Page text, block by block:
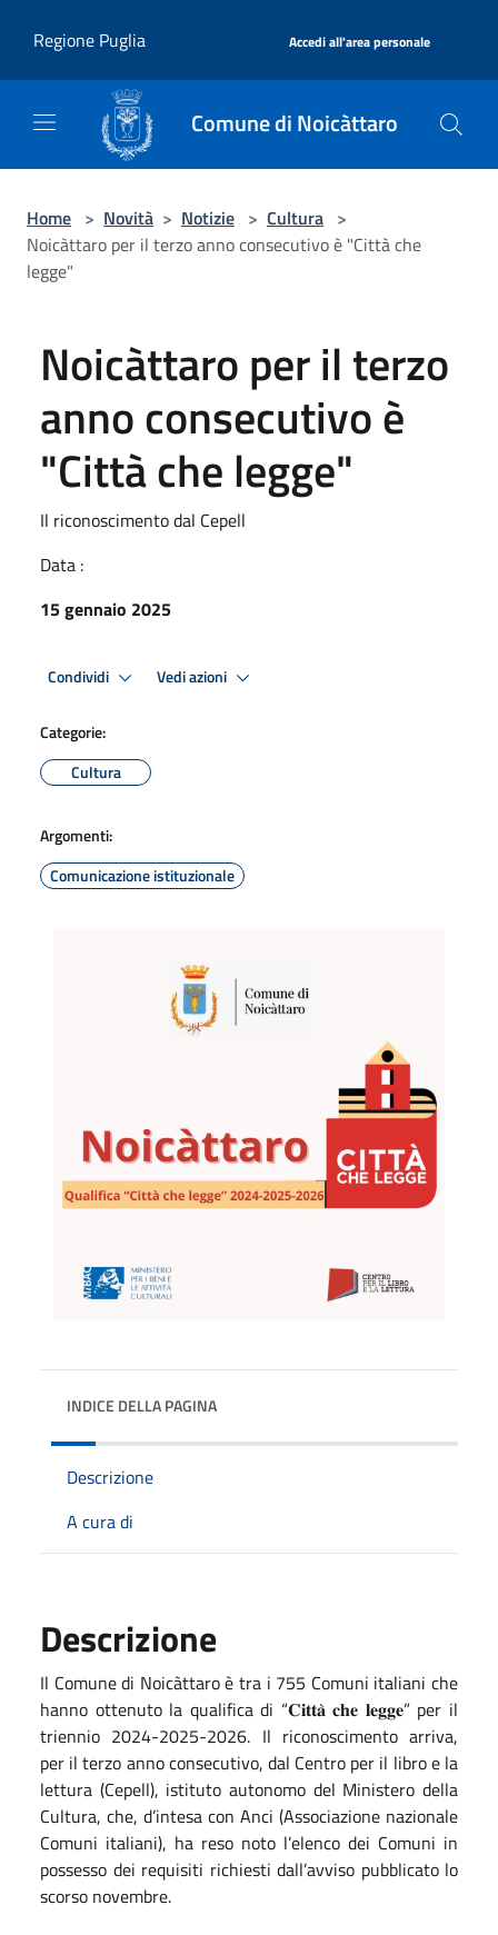
Regione Puglia
Accedi all'area personale
Comune di Noicàttaro
Home > Novità > Notizie > Cultura >
Noicàttaro per il terzo anno consecutivo è "Città che
legge"
Noicàttaro per il terzo
anno consecutivo è
"Città che legge"
Il riconoscimento dal Cepell
Data :
15 gennaio 2025
Condividi Vedi azioni
Categorie:
Cultura
Argomenti:
Comunicazione istituzionale
INDICE DELLA PAGINA
Descrizione
A cura di
Descrizione
Il Comune di Noicàttaro è tra i 755 Comuni italiani che
hanno ottenuto la qualifica di “𝐂𝐢𝐭𝐭𝐚̀ 𝐜𝐡𝐞 𝐥𝐞𝐠𝐠𝐞” per il
triennio 2024-2025-2026. Il riconoscimento arriva,
per il terzo anno consecutivo, dal Centro per il libro e la
lettura (Cepell), istituto autonomo del Ministero della
Cultura, che, d’intesa con Anci (Associazione nazionale
Comuni italiani), ha reso noto l’elenco dei Comuni in
possesso dei requisiti richiesti dall’avviso pubblicato lo
scorso novembre.